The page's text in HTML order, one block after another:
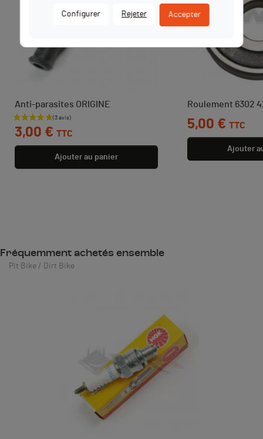
Anti-parasites ORIGINE
Prix
3,00 € TTC
Ajouter au panier
Roulement 6302
Prix
5,00 € TTC
Ajouter
Fréquemment achetés ensemble
Pit Bike / Dirt Bike
Configurer Rejeter Accepter